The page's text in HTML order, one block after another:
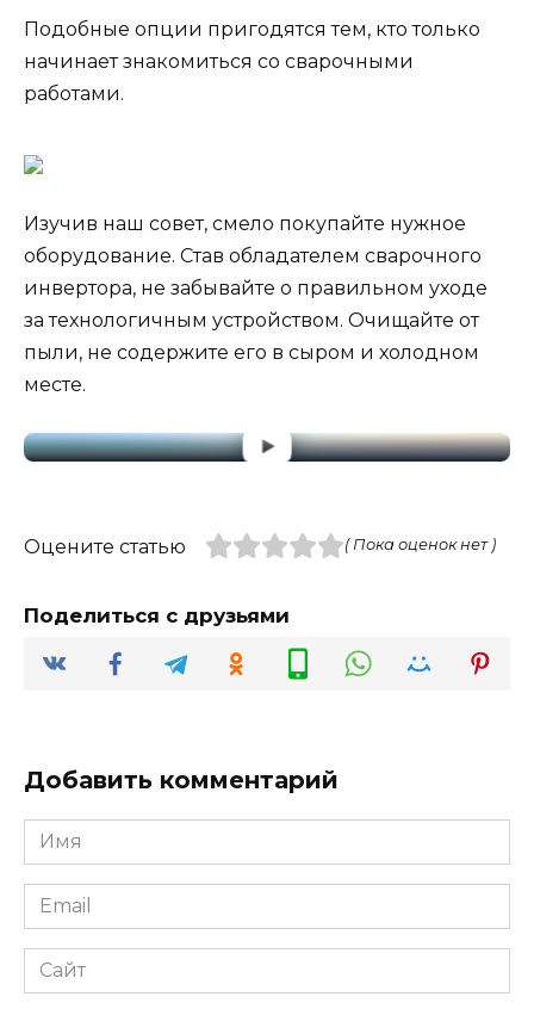
Подобные опции пригодятся тем, кто только
начинает знакомиться со сварочными
работами.
Изучив наш совет, смело покупайте нужное
оборудование. Став обладателем сварочного
инвертора, не забывайте о правильном уходе
за технологичным устройством. Очищайте от
пыли, не содержите его в сыром и холодном
месте.
Оцените статью ( Пока оценок нет )
Поделиться с друзьями
Добавить комментарий
Имя
*
Email
*
Сайт